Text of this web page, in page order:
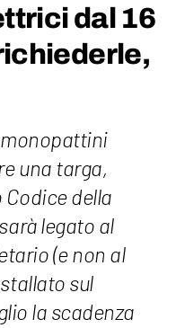
dal 16
monopattini
una targa,
della
legato al
(e non al
sul
la scadenza